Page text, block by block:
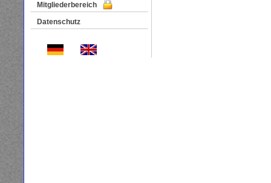
Mitgliederbereich
Datenschutz